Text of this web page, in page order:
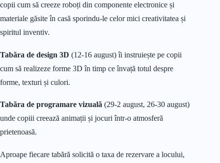
copii cum să creeze roboți din componente electronice și
materiale găsite în casă sporindu-le celor mici creativitatea și
spiritul inventiv.
Tabăra de design 3D (12-16 august) îi instruiește pe copii
cum să realizeze forme 3D în timp ce învață totul despre
forme, texturi și culori.
Tabăra de programare vizuală (29-2 august, 26-30 august)
unde copiii creează animații și jocuri într-o atmosferă
prietenoasă.
Aproape fiecare tabără solicită o taxa de rezervare a locului,